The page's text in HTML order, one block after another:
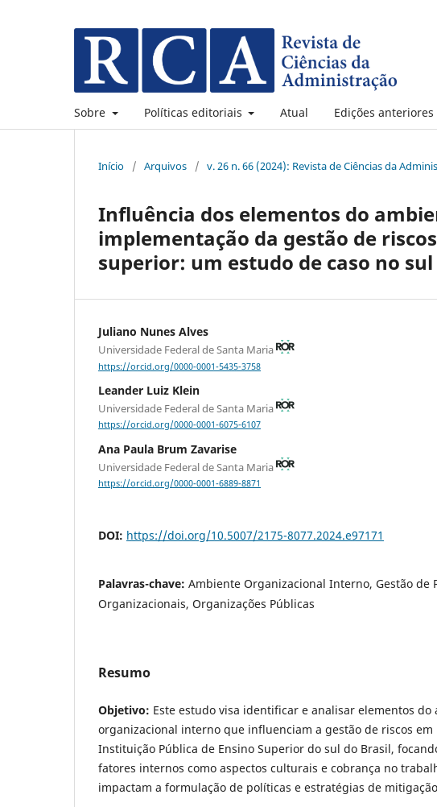
Sobre Políticas editoriais Atual Edições anteriores
Início / Arquivos / v. 26 n. 66 (2024): Revista de Ciências da
Influência dos elementos do
implementação da gestão de
superior: um estudo de caso no
Juliano Nunes Alves
Universidade Federal de Santa Maria
https://orcid.org/0000-0001-5435-3758
Leander Luiz Klein
Universidade Federal de Santa Maria
https://orcid.org/0000-0001-6075-6107
Ana Paula Brum Zavarise
Universidade Federal de Santa Maria
https://orcid.org/0000-0001-6889-8871
DOI: https://doi.org/10.5007/2175-8077.2024.e97171
Palavras-chave: Ambiente Organizacional Interno, Gestão de
Organizacionais, Organizações Públicas
Resumo
Objetivo: Este estudo visa identificar e analisar elementos do
organizacional interno que influenciam a gestão de riscos em
Instituição Pública de Ensino Superior do sul do Brasil,
fatores internos como aspectos culturais e cobrança no
impactam a formulação de políticas e estratégias de